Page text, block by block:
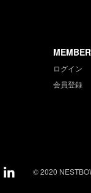
MEMBER
ログイン
会員登録
© 2020